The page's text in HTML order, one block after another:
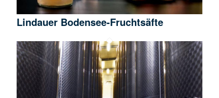
Lindauer Bodensee-Fruchtsäfte